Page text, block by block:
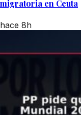
migratoria en Ceuta
hace 8h